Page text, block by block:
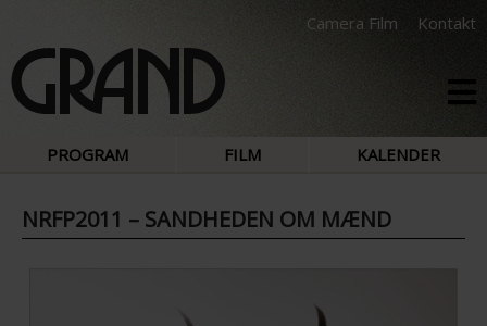
Camera Film Kontakt
PROGRAM FILM KALENDER
NRFP2011 – SANDHEDEN OM MÆND